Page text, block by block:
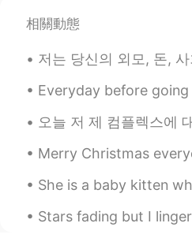
EN
@Yokoはい、そう
EN JP
@Norikoこんにち
🤦🏼‍♀️ また、「さん
相關動態
저는 당신의 외모, 돈, 사회적 지위, 직함에는 감명받지 않아요. 저는 당신이 다른
Everyday before going to sleep and after waking up,
오늘 저 제 컴플렉스에 대해 말할 거예요.. 저는무슨 언어로 말하든 말을 더듬어요 평생 이렇
Merry Christmas everyone!! I had a great day with my
She is a baby kitten who was left in the streets to
Stars fading but I linger on, dear Still craving